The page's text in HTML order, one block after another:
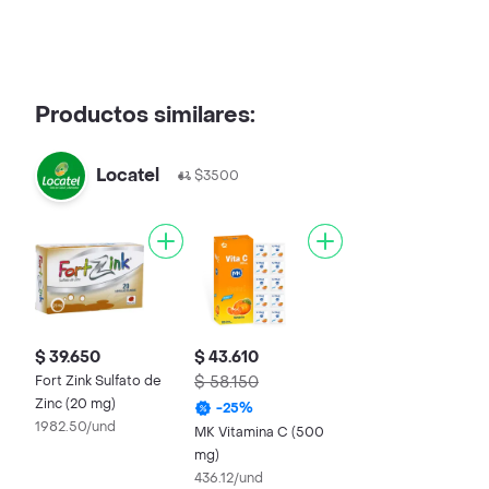
Productos similares:
Locatel $3500
$ 39.650
Fort Zink Sulfato de
Zinc (20 mg)
1982.50/und
$ 43.610
$ 58.150
-25%
MK Vitamina C (500
mg)
436.12/und